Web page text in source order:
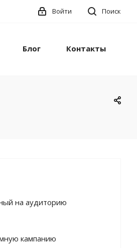
Поиск
Войти
Блог Контакты
на аудиторию
кампанию